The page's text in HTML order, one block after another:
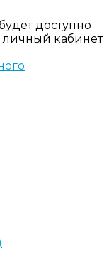
доступно
личный кабинет